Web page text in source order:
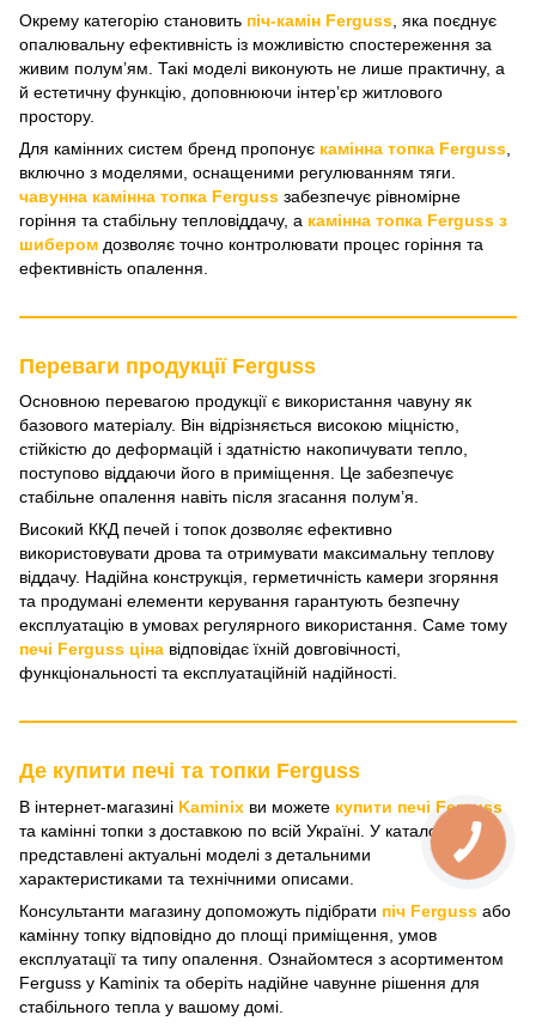
Окрему категорію становить піч-камін Ferguss , яка поєднує
опалювальну ефективність із можливістю спостереження за
живим полумʼям. Такі моделі виконують не лише практичну, а
й естетичну функцію, доповнюючи інтерʼєр житлового
простору.
Для камінних систем бренд пропонує камінна топка Ferguss
включно з моделями, оснащеними регулюванням тяги.
чавунна камінна топка Ferguss забезпечує рівномірне
горіння та стабільну тепловіддачу, а камінна топка Ferguss з
шибером дозволяє точно контролювати процес горіння та
ефективність опалення.
Переваги продукції Ferguss
Основною перевагою продукції є використання чавуну як
базового матеріалу. Він відрізняється високою міцністю,
стійкістю до деформацій і здатністю накопичувати тепло,
поступово віддаючи його в приміщення. Це забезпечує
стабільне опалення навіть після згасання полумʼя.
Високий ККД печей і топок дозволяє ефективно
використовувати дрова та отримувати максимальну теплову
віддачу. Надійна конструкція, герметичність камери згоряння
та продумані елементи керування гарантують безпечну
експлуатацію в умовах регулярного використання. Саме тому
печі Ferguss ціна відповідає їхній довговічності,
функціональності та експлуатаційній надійності.
Де купити печі та топки Ferguss
В інтернет-магазині Kaminix ви можете купити печі Ferguss
та камінні топки з доставкою по всій Україні. У каталозі
представлені актуальні моделі з детальними
характеристиками та технічними описами.
Консультанти магазину допоможуть підібрати піч Ferguss або
камінну топку відповідно до площі приміщення, умов
експлуатації та типу опалення. Ознайомтеся з асортиментом
Ferguss у Kaminix та оберіть надійне чавунне рішення для
стабільного тепла у вашому домі.